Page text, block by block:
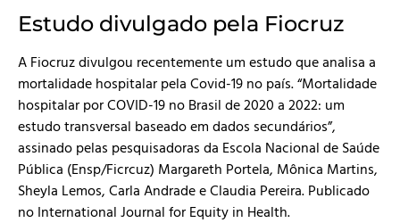
Estudo divulgado pela Fiocruz
A Fiocruz divulgou recentemente um estudo que analisa a
mortalidade hospitalar pela Covid-19 no país. “Mortalidade
hospitalar por COVID-19 no Brasil de 2020 a 2022: um
estudo transversal baseado em dados secundários”,
assinado pelas pesquisadoras da Escola Nacional de Saúde
Pública (Ensp/Ficrcuz) Margareth Portela, Mônica Martins,
Sheyla Lemos, Carla Andrade e Claudia Pereira. Publicado
no International Journal for Equity in Health.